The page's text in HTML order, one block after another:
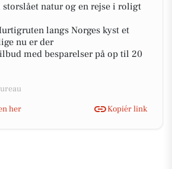
natur og en rejse i roligt
langs Norges kyst et
nu er der
med besparelser på op til 20
her
Kopiér link